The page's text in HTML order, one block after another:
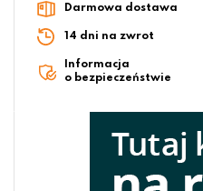
Darmowa dostawa
14 dni na zwrot
Informacja
o bezpieczeństwie